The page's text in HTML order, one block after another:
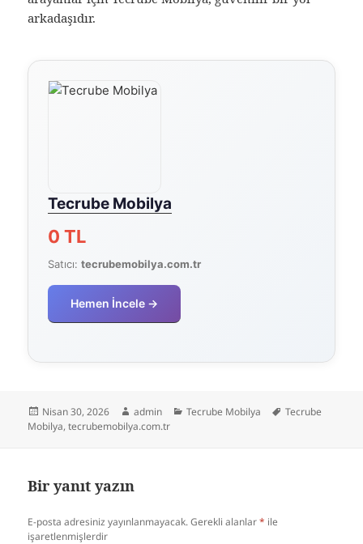
arkadaşıdır.
Tecrube Mobilya
0 TL
Satıcı:tecrubemobilya.com.tr
Hemen İncele →
Yayın
tarihi
Nisan 30, 2026 Yazar
admin Kategoriler
Tecrube Mobilya Etiketler
Tecrube
Mobilya,tecrubemobilya.com.tr
Bir yanıt yazın
E-posta adresiniz yayınlanmayacak. Gerekli alanlar* ile
işaretlenmişlerdir